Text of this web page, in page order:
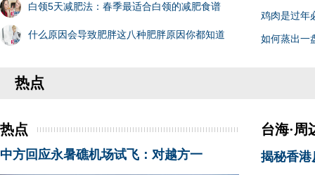
白领5天减肥法：春季最适合白领的减肥食谱
什么原因会导致肥胖这八种肥胖原因你都知道
鸡肉是过年
如何蒸出一
热点
热点
中方回应永暑礁机场试飞：对越方一
台海·周
揭秘香港